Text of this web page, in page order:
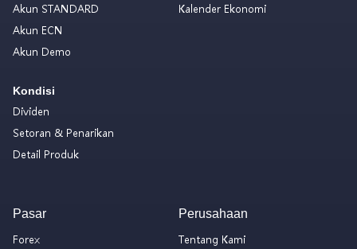
Akun STANDARD
Akun ECN
Akun Demo
Kondisi
Dividen
Setoran & Penarikan
Detail Produk
Kalender Ekonomi
Pasar
Forex
Perusahaan
Tentang Kami